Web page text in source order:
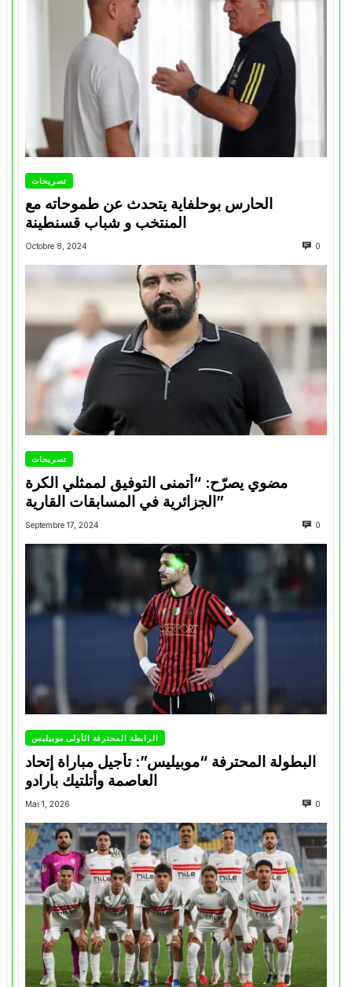
تصريحات
الحارس بوحلفاية يتحدث عن طموحاته مع
المنتخب و شباب قسنطينة
Octobre 8, 2024 0
تصريحات
مضوي يصرّح: “أتمنى التوفيق لممثلي الكرة
الجزائرية في المسابقات القارية”
Septembre 17, 2024 0
الرابطة المحترفة الأولى موبيليس
البطولة المحترفة “موبيليس”: تأجيل مباراة إتحاد
العاصمة وأتلتيك بارادو
Mai 1, 2026 0